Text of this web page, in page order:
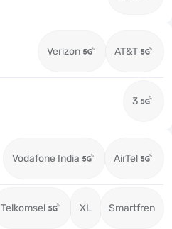
Verizon AT&T
3
Vodafone India AirTel
Telkomsel XL Smartfren